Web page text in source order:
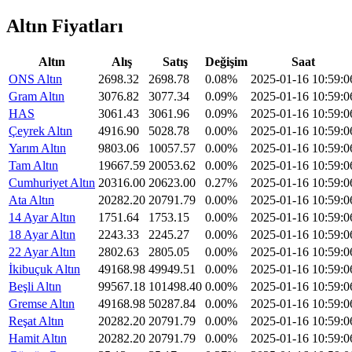
Altın Fiyatları
Altın Alış Satış Değişim
Saat
ONS Altın
2698.32 2698.78 0.08%
2025-01-16
Gram Altın
3076.82 3077.34 0.09%
2025-01-16
HAS
3061.43 3061.96 0.09%
2025-01-16
Çeyrek Altın
4916.90 5028.78 0.00%
2025-01-16
Yarım Altın
9803.06 10057.57 0.00%
2025-01-16
Tam Altın
19667.59 20053.62 0.00%
2025-01-16
Cumhuriyet Altın 20316.00 20623.00 0.27%
2025-01-16
Ata Altın
20282.20 20791.79 0.00%
2025-01-16
14 Ayar Altın
1751.64 1753.15 0.00%
2025-01-16
18 Ayar Altın
2243.33 2245.27 0.00%
2025-01-16
22 Ayar Altın
2802.63 2805.05 0.00%
2025-01-16
İkibuçuk Altın
49168.98 49949.51 0.00%
2025-01-16
Beşli Altın
99567.18 101498.40 0.00%
2025-01-16
Gremse Altın
49168.98 50287.84 0.00%
2025-01-16
Reşat Altın
20282.20 20791.79 0.00%
2025-01-16
Hamit Altın
20282.20 20791.79 0.00%
2025-01-16